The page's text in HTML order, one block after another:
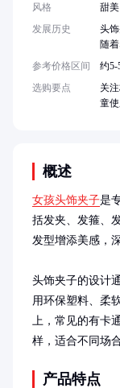
概述
女孩头饰夹子是
括发夹、发箍、
发型增添美感，
头饰夹子的设计
用环保塑料、柔
上，常见的有卡
样，适合不同场
产品特点
风格
甜
发展历史
头
随
参考价格区间
约5-
选购要点
关
童使